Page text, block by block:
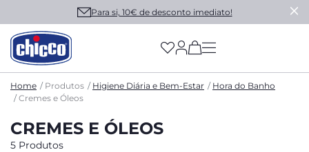
Para si, 10€ de desconto imediato!
(has more options
Home Produtos Higiene Diária e Bem-Estar
Hora do Banho
Cremes e Óleos
CREMES E ÓLEOS
5 Produtos